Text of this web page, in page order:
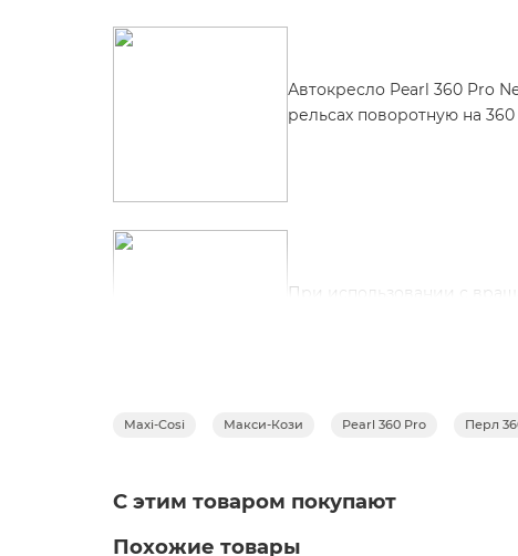
Автокресло Pearl 360 Pro
рельсах поворотную на
При использовании с
Pearl 360 Pro разработан,
наклона для вашего
Maxi-Cosi Макси-Кози Pearl 360 Pro Перл
С этим товаром покупают
Похожие товары